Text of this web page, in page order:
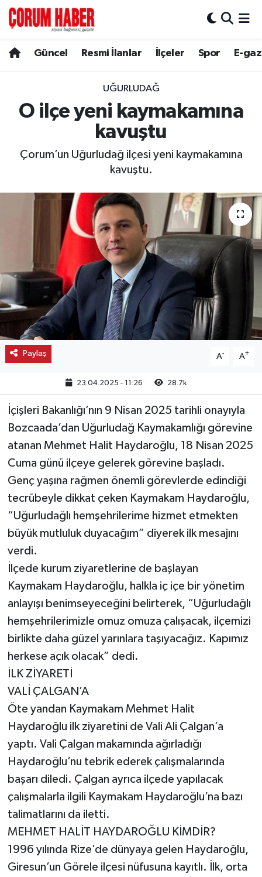
Güncel Resmi İlanlar İlçeler Spor E-
UĞURLUDAĞ
O ilçe yeni kaymakamına
kavuştu
Çorum’un Uğurludağ ilçesi yeni kaymakamına
kavuştu.
Paylaş A- A+
23.04.2025 - 11:26 28.7k
İçişleri Bakanlığı’nın 9 Nisan 2025 tarihli onayıyla
Bozcaada’dan Uğurludağ Kaymakamlığı görevine
atanan Mehmet Halit Haydaroğlu, 18 Nisan 2025
Cuma günü ilçeye gelerek görevine başladı.
Genç yaşına rağmen önemli görevlerde edindiği
tecrübeyle dikkat çeken Kaymakam Haydaroğlu,
“Uğurludağlı hemşehrilerime hizmet etmekten
büyük mutluluk duyacağım” diyerek ilk mesajını
verdi.
İlçede kurum ziyaretlerine de başlayan
Kaymakam Haydaroğlu, halkla iç içe bir yönetim
anlayışı benimseyeceğini belirterek, “Uğurludağlı
hemşehrilerimizle omuz omuza çalışacak, ilçemizi
birlikte daha güzel yarınlara taşıyacağız. Kapımız
herkese açık olacak” dedi.
İLK ZİYARETİ
VALİ ÇALGAN’A
Öte yandan Kaymakam Mehmet Halit
Haydaroğlu ilk ziyaretini de Vali Ali Çalgan’a
yaptı. Vali Çalgan makamında ağırladığı
Haydaroğlu’nu tebrik ederek çalışmalarında
başarı diledi. Çalgan ayrıca ilçede yapılacak
çalışmalarla ilgili Kaymakam Haydaroğlu’na bazı
talimatlarını da iletti.
MEHMET HALİT HAYDAROĞLU KİMDİR?
1996 yılında Rize’de dünyaya gelen Haydaroğlu,
Giresun’un Görele ilçesi nüfusuna kayıtlı. İlk, orta
Spor
Resmi İlanlar
Boğazkale
Dodurga
İskilip
Kargı
Laçin
Mecitözü
Osmancık
Sungurlu
Uğurludağ
Sağlık
Hava Durumu
Çorum Namaz Vakitleri
Süper Lig Puan Durumu ve Fikstür
Tüm Manşetler
Son Dakika Haberleri
Haber Arşivi